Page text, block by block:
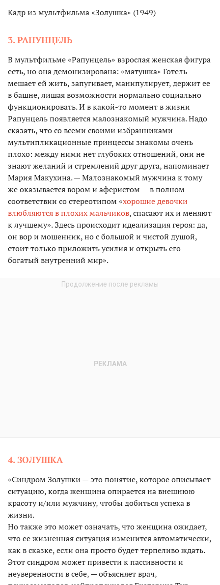
Кадр из мультфильма «Золушка» (1949)
3. РАПУНЦЕЛЬ
В мультфильме «Рапунцель» взрослая женская фигура
есть, но она демонизирована: «матушка» Готель
мешает ей жить, запугивает, манипулирует, держит ее
в башне, лишая возможности нормально социально
функционировать. И в какой-то момент в жизни
Рапунцель появляется малознакомый мужчина. Надо
сказать, что со всеми своими избранниками
мультипликационные принцессы знакомы очень
плохо: между ними нет глубоких отношений, они не
знают желаний и стремлений друг друга, напоминает
Мария Макухина. — Малознакомый мужчина к тому
же оказывается вором и аферистом — в полном
соответствии со стереотипом «хорошие девочки
влюбляются в плохих мальчиков, спасают их и меняют
к лучшему». Здесь происходит идеализация героя: да,
он вор и мошенник, но с большой и чистой душой,
стоит только приложить усилия и открыть его
богатый внутренний мир».
4. ЗОЛУШКА
«Синдром Золушки — это понятие, которое описывает
ситуацию, когда женщина опирается на внешнюю
красоту и/или мужчину, чтобы добиться успеха в
жизни.
Но также это может означать, что женщина ожидает,
что ее жизненная ситуация изменится автоматически,
как в сказке, если она просто будет терпеливо ждать.
Этот синдром может привести к пассивности и
неуверенности в себе, — объясняет врач,